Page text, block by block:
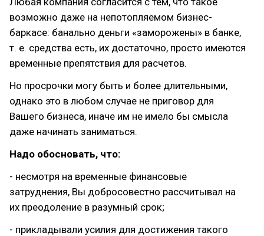
возможно даже на непотопляемом бизнес-
баркасе: банально деньги «заморожены» в банке,
т. е. средства есть, их достаточно, просто имеются
временные препятствия для расчетов.
Но просрочки могу быть и более длительными,
однако это в любом случае не приговор для
Вашего бизнеса, иначе им не имело бы смысла
даже начинать заниматься.
Надо обосновать, что:
- несмотря на временные финансовые
затруднения, Вы добросовестно рассчитывал на
их преодоление в разумный срок;
- прикладывали усилия для достижения такого